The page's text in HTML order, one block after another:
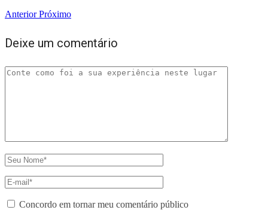
AnteriorPróximo
Deixe um comentário
Concordo em tornar meu comentário público